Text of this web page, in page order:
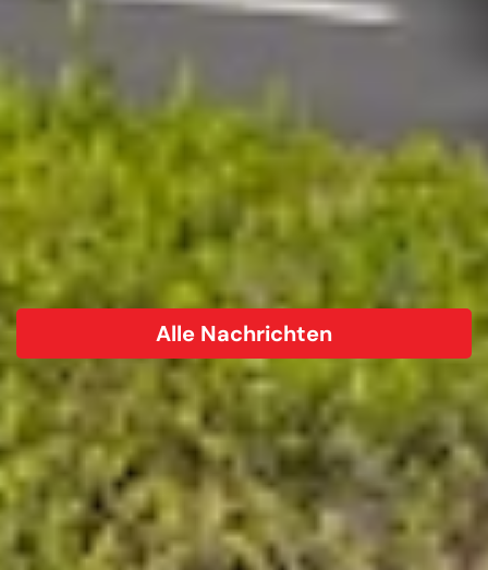
Alle Nachrichten